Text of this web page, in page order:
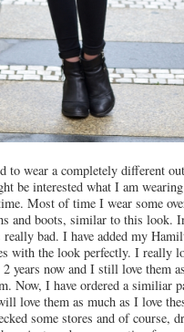
to wear a completely different
be interested what I am
Most of time I wear some
and boots, similar to this look.
really bad. I have added my
with the look perfectly. I really
years now and I still love them
Now, I have ordered a similiar
love them as much as I love
some stores and of course,